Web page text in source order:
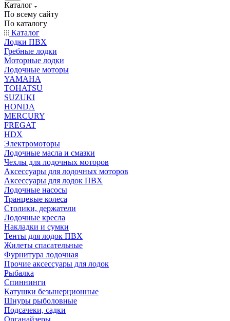
Каталог
По всему сайту
По каталогу
Каталог
Лодки ПВХ
Гребные лодки
Моторные лодки
Лодочные моторы
YAMAHA
TOHATSU
SUZUKI
HONDA
MERCURY
FREGAT
HDX
Электромоторы
Лодочные масла и смазки
Чехлы для лодочных моторов
Аксессуары для лодочных моторов
Аксессуары для лодок ПВХ
Лодочные насосы
Транцевые колеса
Столики, держатели
Лодочные кресла
Накладки и сумки
Тенты для лодок ПВХ
Жилеты спасательные
Фурнитура лодочная
Прочие аксессуары для лодок
Рыбалка
Спиннинги
Катушки безынерционные
Шнуры рыболовные
Подсачеки, садки
Органайзеры